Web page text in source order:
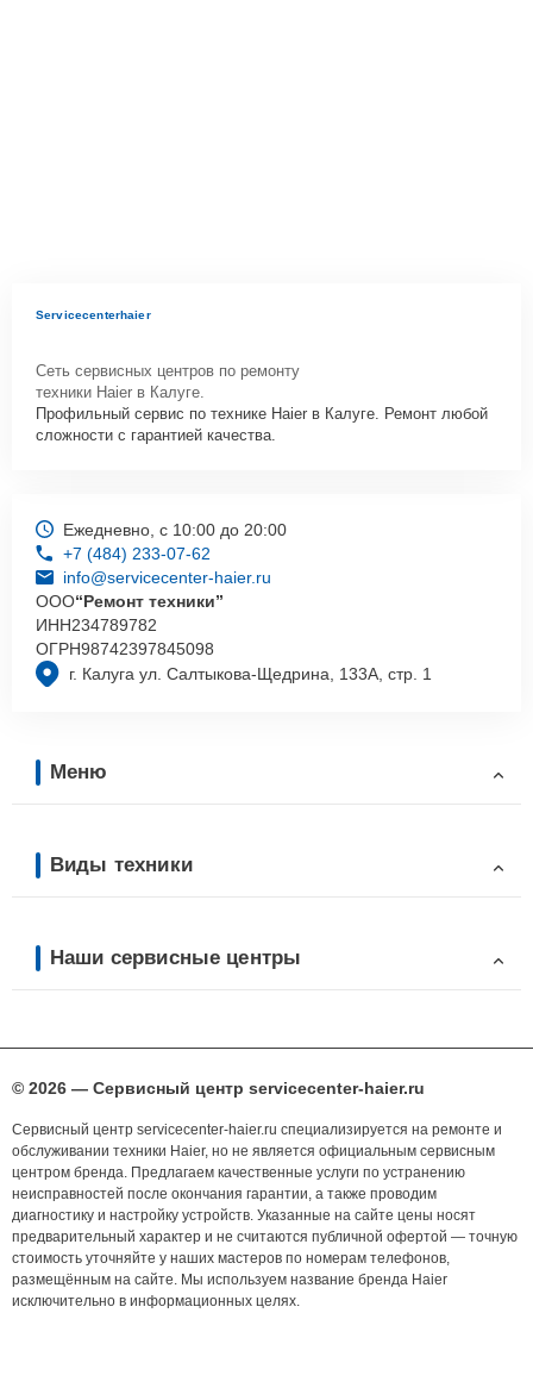
Servicecenterhaier
Сеть сервисных центров по ремонту
техники Haier в Калуге.
Профильный сервис по технике Haier в Калуге. Ремонт любой
сложности с гарантией качества.
г. Калуга ул. Салтыкова-Щедрина, 133А, стр. 1
Ежедневно, с 10:00 до 20:00
+7 (484) 233-07-62
info@servicecenter-haier.ru
ООО“Ремонт техники”
ИНН234789782
ОГРН98742397845098
Меню
Виды техники
Наши сервисные центры
© 2026 — Сервисный центр servicecenter-haier.ru
Сервисный центр servicecenter-haier.ru специализируется на ремонте и
обслуживании техники Haier, но не является официальным сервисным
центром бренда. Предлагаем качественные услуги по устранению
неисправностей после окончания гарантии, а также проводим
диагностику и настройку устройств. Указанные на сайте цены носят
предварительный характер и не считаются публичной офертой — точную
стоимость уточняйте у наших мастеров по номерам телефонов,
размещённым на сайте. Мы используем название бренда Haier
исключительно в информационных целях.